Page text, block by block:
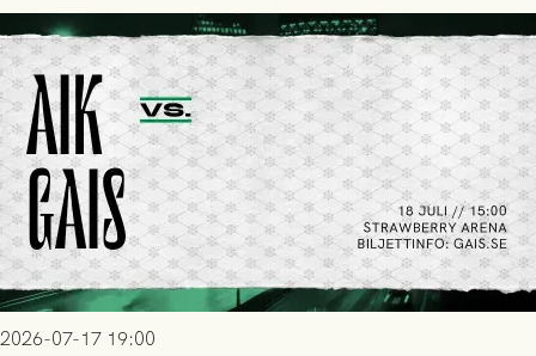
lyckades få in 2-0.
2026-07-17 19:00